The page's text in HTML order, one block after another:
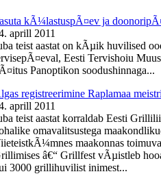
kÃ¼lastuspÃ¤ev ja
aprill 2011
teist aastat on kÃµik huvilised
Eesti Tervishoiu
Panoptikon soodushinnaga...
registreerimine Raplamaa
aprill 2011
teist aastat korraldab Eesti
omavalitsustega
maakonnas
â€“ Grillfest vÃµistleb
3000 grillihuvilist inimest...